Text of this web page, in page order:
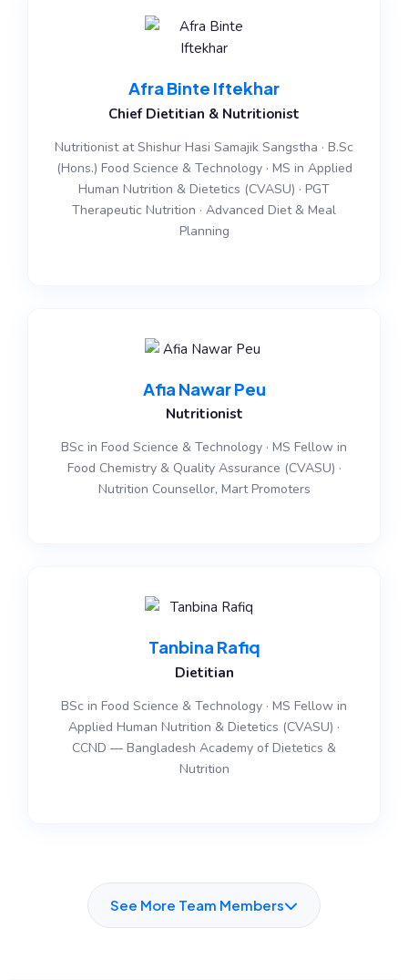
Afra Binte Iftekhar
Chief Dietitian & Nutritionist
Nutritionist at Shishur Hasi Samajik Sangstha · B.Sc
(Hons.) Food Science & Technology · MS in Applied
Human Nutrition & Dietetics (CVASU) · PGT
Therapeutic Nutrition · Advanced Diet & Meal
Planning
Afia Nawar Peu
Nutritionist
BSc in Food Science & Technology · MS Fellow in
Food Chemistry & Quality Assurance (CVASU) ·
Nutrition Counsellor, Mart Promoters
Tanbina Rafiq
Dietitian
BSc in Food Science & Technology · MS Fellow in
Applied Human Nutrition & Dietetics (CVASU) ·
CCND — Bangladesh Academy of Dietetics &
Nutrition
See More Team Members